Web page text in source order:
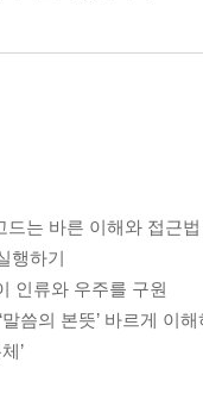
는 바른 이해와 접근법
행하기
이 인류와 우주를 구원
씀의 본뜻’ 바르게 이
’